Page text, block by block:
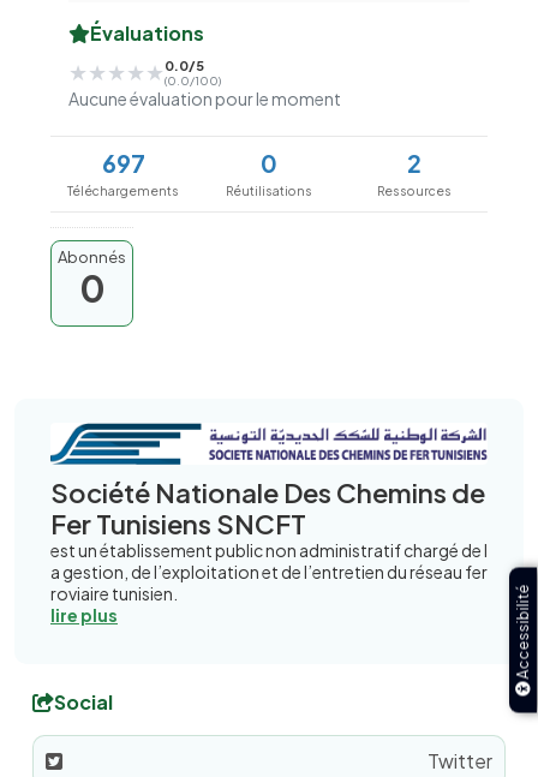
Accessibilité
Évaluations
★★★★★
★★★★★ 0.0/5
(0.0/100)
Aucune évaluation pour le moment
697
Téléchargements
0
Réutilisations
2
Ressources
Abonnés
0
Société Nationale Des Chemins de
Fer Tunisiens SNCFT
est un établissement public non administratif chargé de l
a gestion, de l’exploitation et de l’entretien du réseau fer
roviaire tunisien.
lire plus
Social
Twitter